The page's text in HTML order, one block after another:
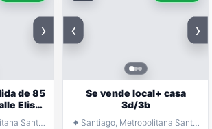
›
de 85
Elisa
Santiago, Metropolitana Santiago
‹ ›
Se vende local+ casa
3d/3b
⌖
Santiago, Metropolitana Santiago